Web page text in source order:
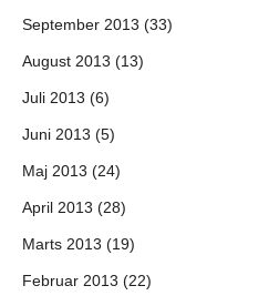
September 2013 (33)
August 2013 (13)
Juli 2013 (6)
Juni 2013 (5)
Maj 2013 (24)
April 2013 (28)
Marts 2013 (19)
Februar 2013 (22)